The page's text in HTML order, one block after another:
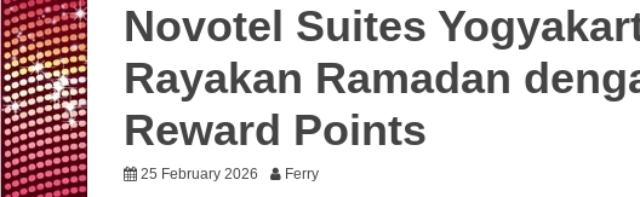
Novotel Suites
Rayakan Ramadan
Reward Points
25 February 2026 Ferry